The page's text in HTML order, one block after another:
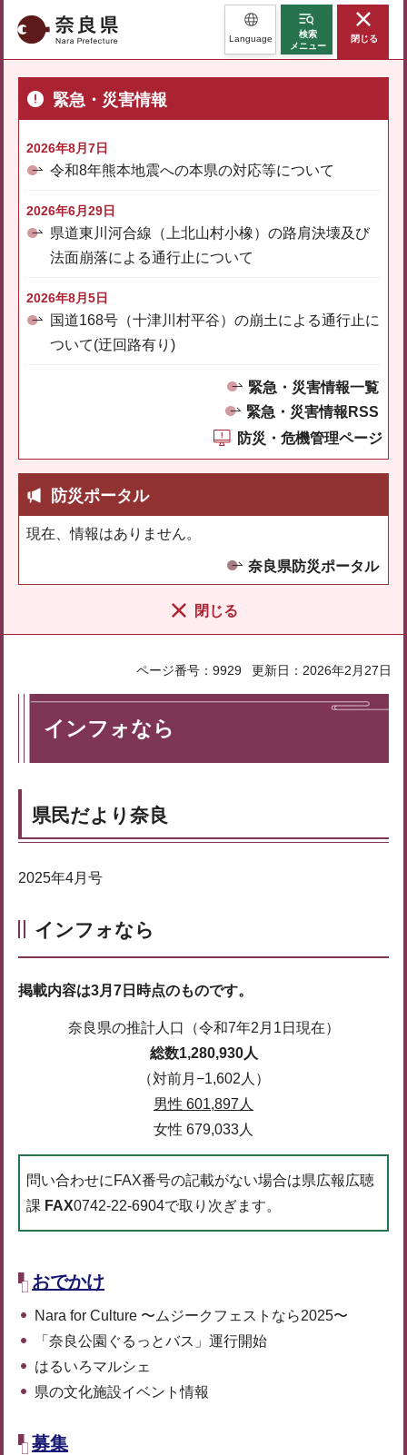
奈良県 Language
検索
メニュー
閉じる
緊急・災害情報
2026年8月7日
令和8年熊本地震への本県の対応等について
2026年6月29日
県道東川河合線（上北山村小橡）の路肩決壊及び
法面崩落による通行止について
2026年8月5日
国道168号（十津川村平谷）の崩土による通行止に
ついて(迂回路有り)
緊急・災害情報一覧
緊急・災害情報RSS
防災・危機管理ページ
防災ポータル
現在、情報はありません。
奈良県防災ポータル
閉じる
ページ番号：9929 更新日：2026年2月27日
インフォなら
県民だより奈良
2025年4月号
インフォなら
掲載内容は3月7日時点のものです。
奈良県の推計人口（令和7年2月1日現在）
総数1,280,930人
（対前月−1,602人）
男性 601,897人
女性 679,033人
問い合わせにFAX番号の記載がない場合は県広報広聴
課 FAX0742-22-6904で取り次ぎます。
おでかけ
Nara for Culture 〜ムジークフェストなら2025〜
「奈良公園ぐるっとバス」運行開始
はるいろマルシェ
県の文化施設イベント情報
募集